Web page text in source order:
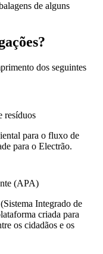
de alguns
dos seguintes
resíduos
para o fluxo de
para o Electrão.
(APA)
Integrado de
criada para
os cidadãos e os